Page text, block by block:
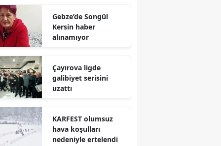
İzmir
Kars
Kayseri
Kırşehir
Kocaeli
Gebze’de Songül
Kersin haber
alınamıyor
Çayırova ligde
galibiyet serisini
uzattı
KARFEST olumsuz
hava koşulları
nedeniyle ertelendi